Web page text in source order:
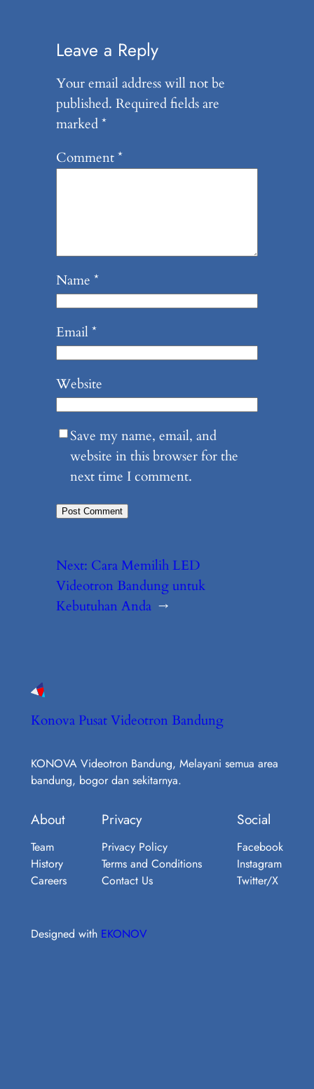
Leave a Reply
Your email address will not be
published. Required fields are
marked*
Comment*
Name *
Email*
Website
Save my name, email, and
website in this browser for the
next time I comment.
Next: Cara Memilih LED
Videotron Bandung untuk
Kebutuhan Anda →
Konova Pusat Videotron Bandung
KONOVA Videotron Bandung, Melayani semua area
bandung, bogor dan sekitarnya.
About
Team
History
Careers
Privacy
Privacy Policy
Terms and Conditions
Contact Us
Social
Facebook
Instagram
Twitter/X
Designed with EKONOV